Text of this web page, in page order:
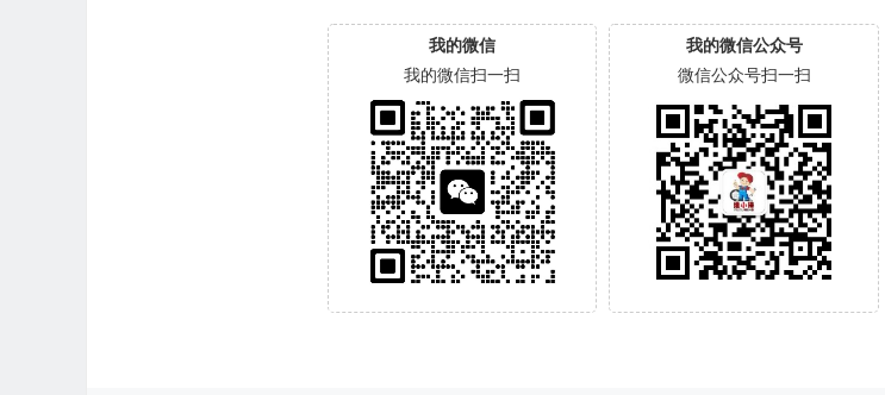
我的微信
我的微信扫一扫
我的微信公众号
微信公众号扫一扫